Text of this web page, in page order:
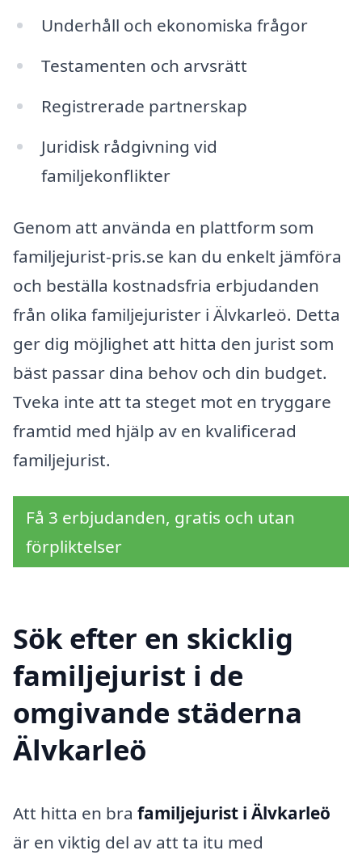
Underhåll och ekonomiska frågor
Testamenten och arvsrätt
Registrerade partnerskap
Juridisk rådgivning vid
familjekonflikter
Genom att använda en plattform som
familjejurist-pris.se kan du enkelt jämföra
och beställa kostnadsfria erbjudanden
från olika familjejurister i Älvkarleö. Detta
ger dig möjlighet att hitta den jurist som
bäst passar dina behov och din budget.
Tveka inte att ta steget mot en tryggare
framtid med hjälp av en kvalificerad
familjejurist.
Få 3 erbjudanden, gratis och utan
förpliktelser
Sök efter en skicklig
familjejurist i de
omgivande städerna
Älvkarleö
Att hitta en bra familjejurist i Älvkarleö
är en viktig del av att ta itu med